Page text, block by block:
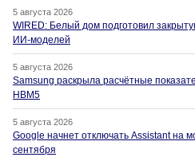
5 августа 2026
WIRED: Белый дом подготовил
ИИ-моделей
5 августа 2026
Samsung раскрыла расчётные
HBM5
5 августа 2026
Google начнет отключать Assistant на
сентября